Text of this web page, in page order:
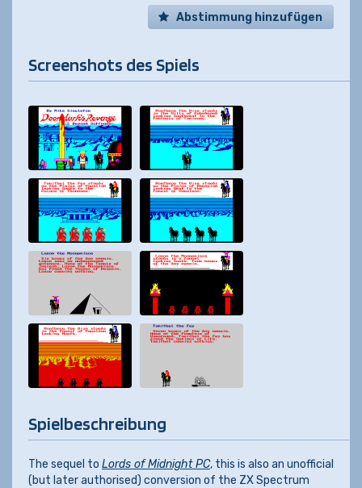
Abstimmung hinzufügen
Screenshots des Spiels
Spielbeschreibung
The sequel to Lords of Midnight PC, this is also an unofficial
(but later authorised) conversion of the ZX Spectrum